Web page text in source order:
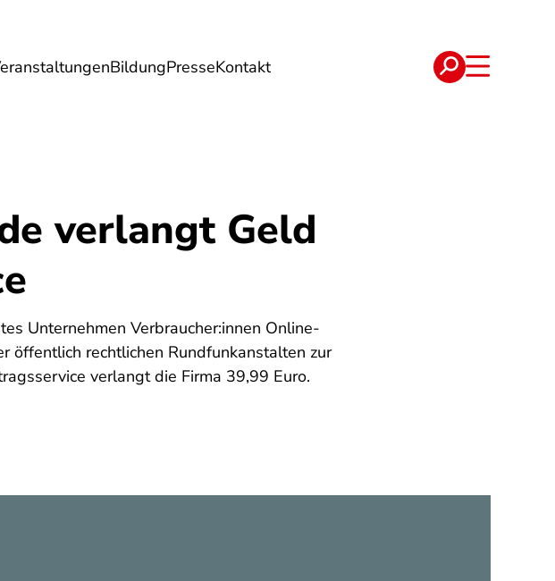
BildungPresseKontakt
Reise Umwelt Verträge
verlangt Geld
Unternehmen Verbraucher:innen Online-
öffentlich rechtlichen Rundfunkanstalten zur
verlangt die Firma 39,99 Euro.